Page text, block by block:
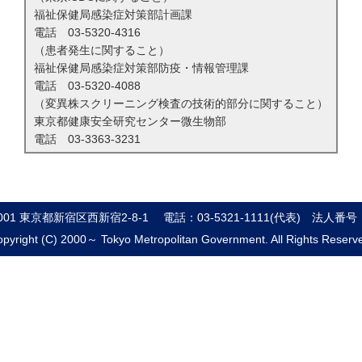
福祉保健局感染症対策部計画課
電話 03-5320-4316
（患者発生に関すること）
福祉保健局感染症対策部防疫・情報管理課
電話 03-5320-4088
（変異株スクリーニング検査の技術的部分に関すること）
東京都健康安全研究センター微生物部
電話 03-3363-3231
東京都新宿区西新宿2-8-1 電話：03-5321-1111(代表)
法人番号
(C) 2000～ Tokyo Metropolitan Government. All Rights